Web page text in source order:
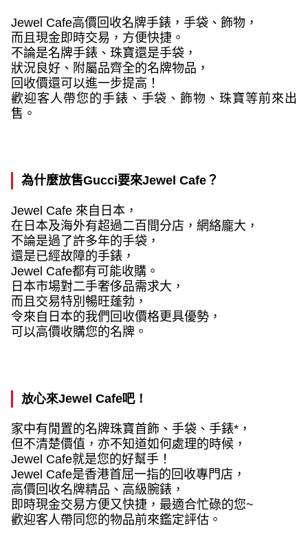
Jewel Cafe高價回收名牌手錶，手袋、飾物，
而且現金即時交易，方便快捷。
不論是名牌手錶、珠寶還是手袋，
狀況良好、附屬品齊全的名牌物品，
回收價還可以進一步提高！
歡迎客人帶您的手錶、手袋、飾物、珠寶等前來出
售。
為什麼放售Gucci要來Jewel Cafe？
Jewel Cafe 來自日本，
在日本及海外有超過二百間分店，網絡龐大，
不論是過了許多年的手袋，
還是已經故障的手錶，
Jewel Cafe都有可能收購。
日本市場對二手奢侈品需求大，
而且交易特別暢旺蓬勃，
令來自日本的我們回收價格更具優勢，
可以高價收購您的名牌。
放心來Jewel Cafe吧！
家中有閒置的名牌珠寶首飾、手袋、手錶*，
但不清楚價值，亦不知道如何處理的時候，
Jewel Cafe就是您的好幫手！
Jewel Cafe是香港首屈一指的回收專門店，
高價回收名牌精品、高級腕錶，
即時現金交易方便又快捷，最適合忙碌的您~
歡迎客人帶同您的物品前來鑑定評估。